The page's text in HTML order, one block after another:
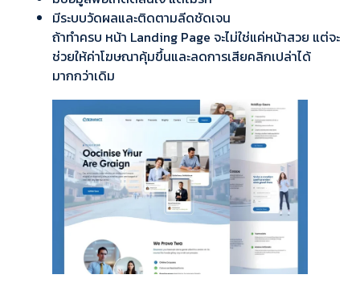
มีระบบวัดผลและติดตามลีดชัดเจน
ถ้าทำครบ หน้า Landing Page จะไม่ใช่แค่หน้าสวย แต่จะ
ช่วยให้ค่าโฆษณาคุ้มขึ้นและลดการเสียคลิกเปล่าได้
มากกว่าเดิม